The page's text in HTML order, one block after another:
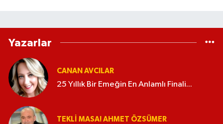
Yazarlar
CANAN AVCILAR
25 Yıllık Bir Emeğin En Anlamlı Finali...
TEKLI MASA! AHMET ÖZSÜMER